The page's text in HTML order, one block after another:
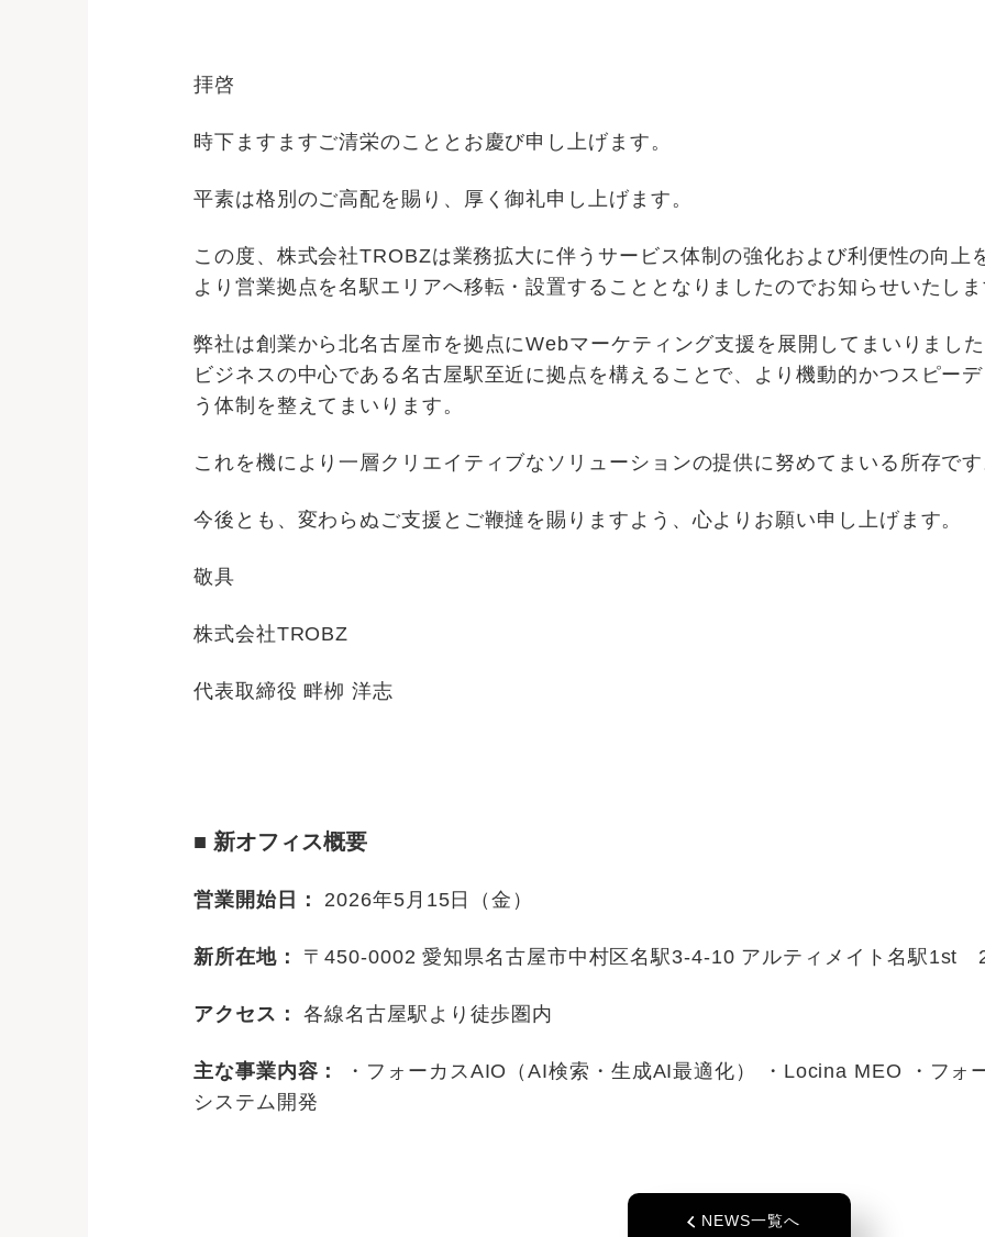
拝啓
時下ますますご清栄のこととお慶び申し上げます。
平素は格別のご高配を賜り、厚く御礼申し上げます。
この度、株式会社TROBZは業務拡大に伴うサービス体制の強化および利便性の向上
より営業拠点を名駅エリアへ移転・設置することとなりましたのでお知らせいたし
弊社は創業から北名古屋市を拠点にWebマーケティング支援を展開してまいりまし
ビジネスの中心である名古屋駅至近に拠点を構えることで、より機動的かつスピー
う体制を整えてまいります。
これを機により一層クリエイティブなソリューションの提供に努めてまいる所存で
今後とも、変わらぬご支援とご鞭撻を賜りますよう、心よりお願い申し上げます。
敬具
株式会社TROBZ
代表取締役 畔栁 洋志
■ 新オフィス概要
営業開始日： 2026年5月15日（金）
新所在地： 〒450-0002 愛知県名古屋市中村区名駅3-4-10 アルティメイト名駅1st
アクセス： 各線名古屋駅より徒歩圏内
主な事業内容：
・フォーカスAIO（AI検索・生成AI最適化） ・Locina MEO ・フォ
システム開発
NEWS一覧へ